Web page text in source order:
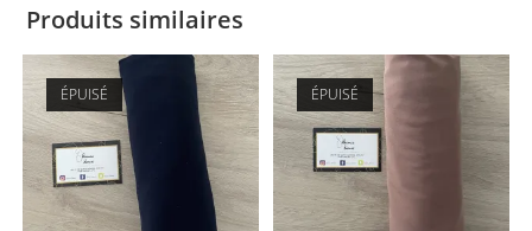
Produits similaires
ÉPUISÉ ÉPUISÉ